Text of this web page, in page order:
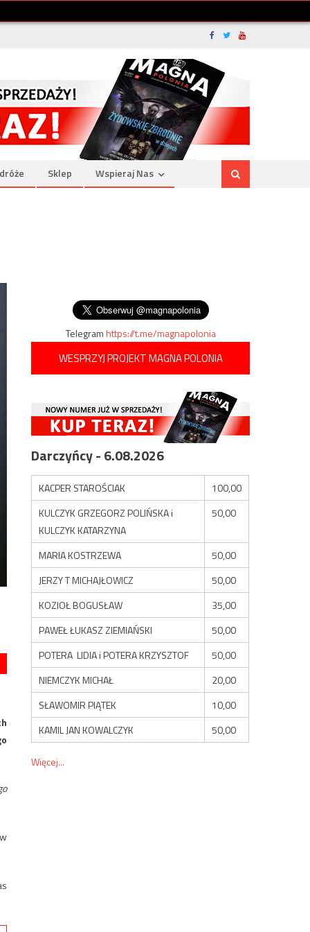
Sklep Wspieraj Nas
Telegramhttps://t.me/magnapolonia
WESPRZYJ PROJEKT MAGNA POLONIA
Darczyńcy - 6.08.2026
KACPER STAROŚCIAK
100,00
KULCZYK GRZEGORZ POLIŃSKA i
KULCZYK KATARZYNA
50,00
MARIA KOSTRZEWA
50,00
JERZY T MICHAJŁOWICZ
50,00
KOZIOŁ BOGUSŁAW
35,00
PAWEŁ ŁUKASZ ZIEMIAŃSKI
50,00
POTERA LIDIA i POTERA KRZYSZTOF
50,00
NIEMCZYK MICHAŁ
20,00
SŁAWOMIR PIĄTEK
10,00
KAMIL JAN KOWALCZYK
50,00
Więcej...